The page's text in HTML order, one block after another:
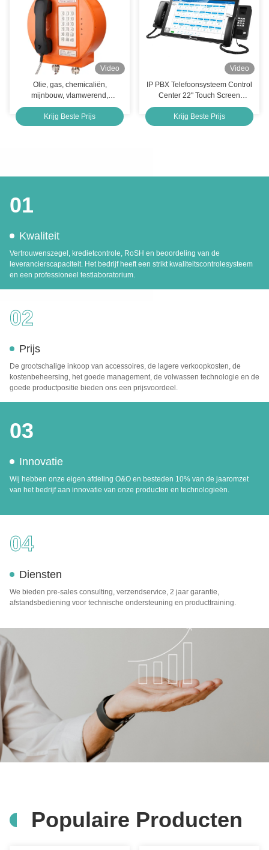
Video
Olie, gas, chemicaliën,
mijnbouw, vlamwerend,
explosiebestendige telefoon
Krijg Beste Prijs
Video
IP PBX Telefoonsysteem Control
Center 22" Touch Screen
Dispatch Console
Krijg Beste Prijs
01
Kwaliteit
Vertrouwenszegel, kredietcontrole, RoSH en beoordeling van de
leverancierscapaciteit. Het bedrijf heeft een strikt kwaliteitscontrolesysteem
en een professioneel testlaboratorium.
02
Prijs
De grootschalige inkoop van accessoires, de lagere verkoopkosten, de
kostenbeheersing, het goede management, de volwassen technologie en de
goede productpositie bieden ons een prijsvoordeel.
03
Innovatie
Wij hebben onze eigen afdeling O&O en besteden 10% van de jaaromzet
van het bedrijf aan innovatie van onze producten en technologieën.
04
Diensten
We bieden pre-sales consulting, verzendservice, 2 jaar garantie,
afstandsbediening voor technische ondersteuning en producttraining.
Populaire Producten